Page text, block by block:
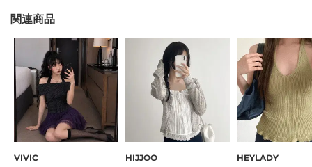
関連商品
VIVIC HIJJOO HEYLADY